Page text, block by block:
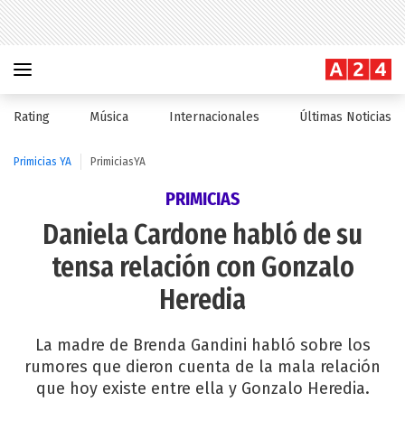
Rating Música Internacionales Últimas Noticias
Primicias YA PrimiciasYA
PRIMICIAS
Daniela Cardone habló de su
tensa relación con Gonzalo
Heredia
La madre de Brenda Gandini habló sobre los
rumores que dieron cuenta de la mala relación
que hoy existe entre ella y Gonzalo Heredia.